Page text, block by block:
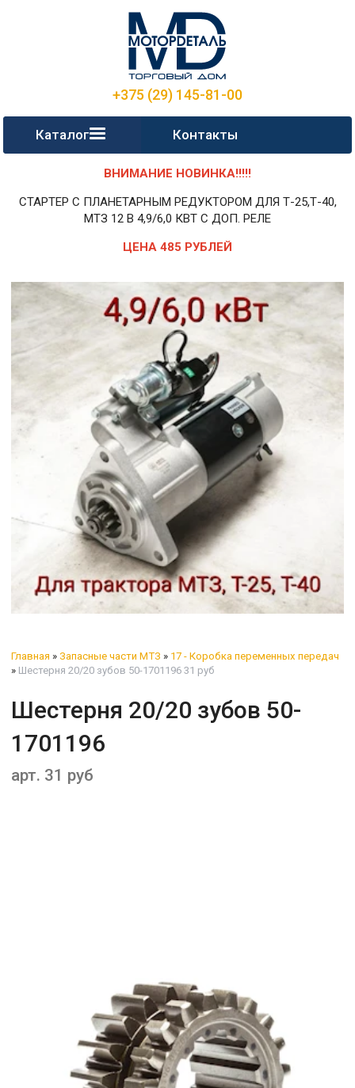
+375 (29) 145-81-00
Каталог Контакты
ВНИМАНИЕ НОВИНКА!!!!!
СТАРТЕР С ПЛАНЕТАРНЫМ РЕДУКТОРОМ ДЛЯ Т-25,Т-40,
МТЗ 12 В 4,9/6,0 КВТ С ДОП. РЕЛЕ
ЦЕНА 485 РУБЛЕЙ
Главная » Запасные части МТЗ » 17 - Коробка переменных передач
» Шестерня 20/20 зубов 50-1701196 31 руб
Шестерня 20/20 зубов 50-
1701196
арт. 31 руб